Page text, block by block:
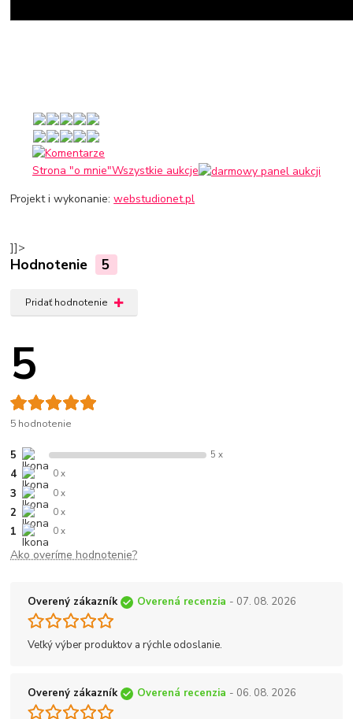
Strona "o mnie"Wszystkie aukcje
Projekt i wykonanie:webstudionet.pl
]]>
Hodnotenie 5
Pridať hodnotenie
5
5 hodnotenie
5 5 x
4 0 x
3 0 x
2 0 x
1 0 x
Ako overíme hodnotenie?
Overený zákazník Overená recenzia - 07. 08. 2026
Veľký výber produktov a rýchle odoslanie.
Overený zákazník Overená recenzia - 06. 08. 2026